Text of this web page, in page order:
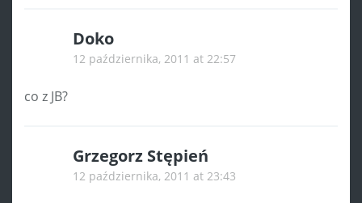
Doko
12 października, 2011 at 22:57
co z JB?
Grzegorz Stępień
12 października, 2011 at 23:43